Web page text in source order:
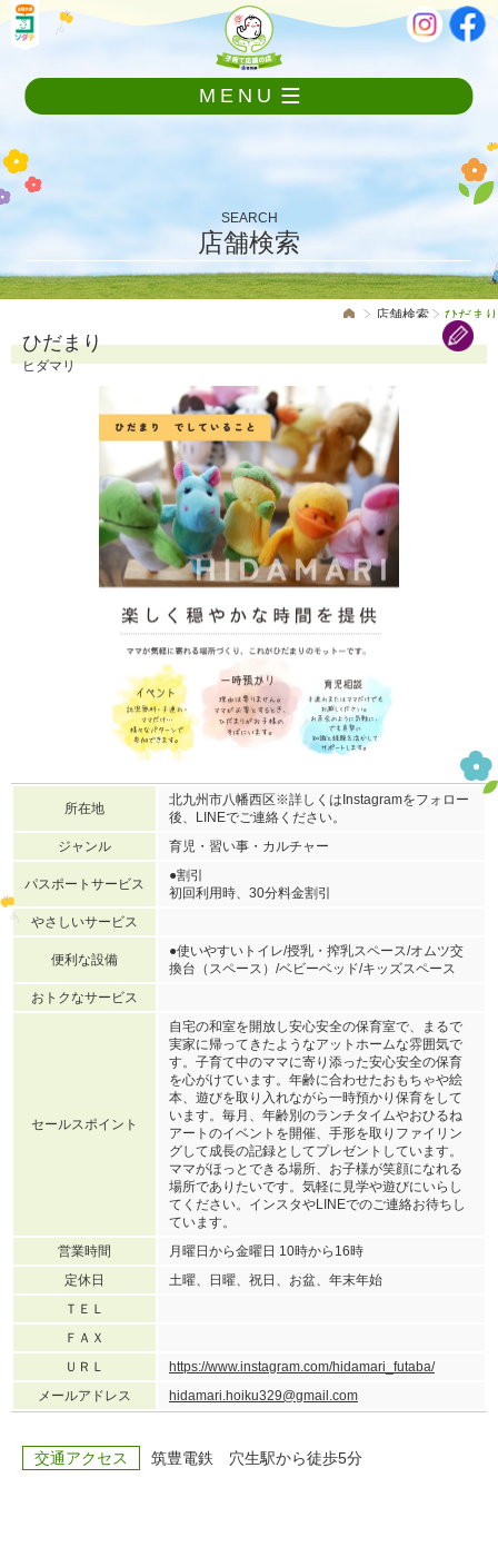
ニ
し
て
本
MENU
SEARCH
店舗検索
店舗検索 ひだまり
ひだまり
ヒダマリ
所在地
北九州市八幡西区※詳しくはInstagramをフォロー
後、LINEでご連絡ください。
ジャンル
育児・習い事・カルチャー
パスポートサービス
●割引
初回利用時、30分料金割引
やさしいサービス
便利な設備
●使いやすいトイレ/授乳・搾乳スペース/オムツ交
換台（スペース）/ベビーベッド/キッズスペース
おトクなサービス
セールスポイント
自宅の和室を開放し安心安全の保育室で、まるで
実家に帰ってきたようなアットホームな雰囲気で
す。子育て中のママに寄り添った安心安全の保育
を心がけています。年齢に合わせたおもちゃや絵
本、遊びを取り入れながら一時預かり保育をして
います。毎月、年齢別のランチタイムやおひるね
アートのイベントを開催、手形を取りファイリン
グして成長の記録としてプレゼントしています。
ママがほっとできる場所、お子様が笑顔になれる
場所でありたいです。気軽に見学や遊びにいらし
てください。インスタやLINEでのご連絡お待ちし
ています。
営業時間
月曜日から金曜日 10時から16時
定休日
土曜、日曜、祝日、お盆、年末年始
ＴＥＬ
ＦＡＸ
ＵＲＬ
https://www.instagram.com/hidamari_futaba/
メールアドレス
hidamari.hoiku329@gmail.com
交通アクセス 筑豊電鉄 穴生駅から徒歩5分